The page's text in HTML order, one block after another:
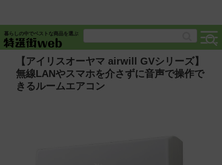
暮らしの中でベストな商品を選ぶ
【アイリスオーヤマ airwill GVシリーズ】
無線LANやスマホを介さずに音声で操作で
きるルームエアコン